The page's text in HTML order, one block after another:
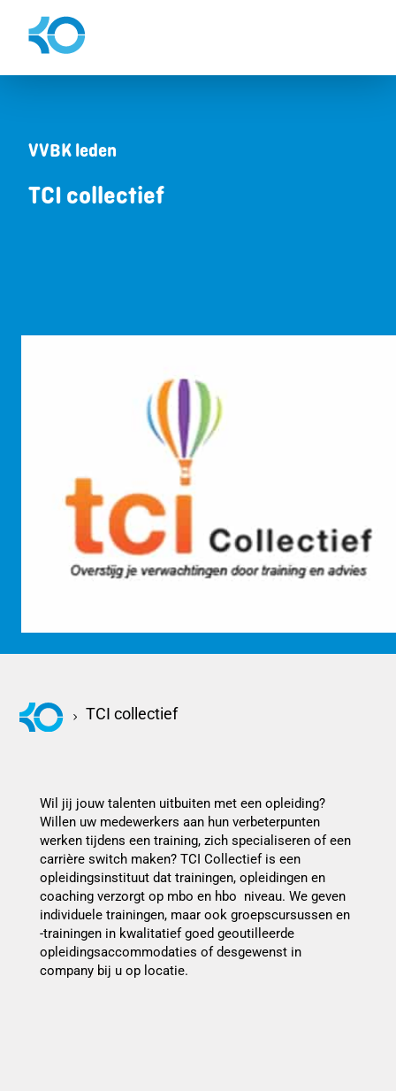
KOM KENNISMAKEN
VVBK leden
TCI collectief
TCI collectief
Wil jij jouw talenten uitbuiten met een opleiding?
Willen uw medewerkers aan hun verbeterpunten
werken tijdens een training, zich specialiseren of een
carrière switch maken? TCI Collectief is een
opleidingsinstituut dat trainingen, opleidingen en
coaching verzorgt op mbo en hbo niveau. We geven
individuele trainingen, maar ook groepscursussen en
-trainingen in kwalitatief goed geoutilleerde
opleidingsaccommodaties of desgewenst in
company bij u op locatie.